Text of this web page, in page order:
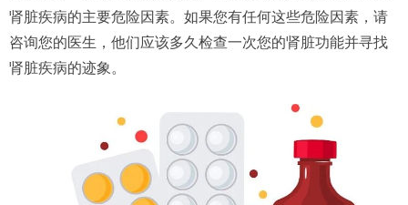
肾脏疾病的主要危险因素。如果您有任何这些危险因素，请
咨询您的医生，他们应该多久检查一次您的肾脏功能并寻找
肾脏疾病的迹象。